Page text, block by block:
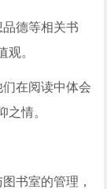
德等相关书
观。
在阅读中体会
之情。
书室的管理，